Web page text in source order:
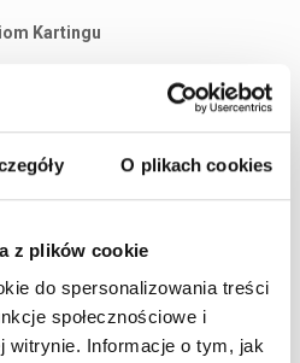
O plikach cookies
z plików cookie
do spersonalizowania treści
społecznościowe i
witrynie. Informacje o tym, jak
Kartingu
po największym
na świecie